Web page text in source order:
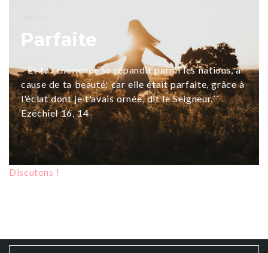
Parfaite
``Et ta renommée se répandit parmi les nations, à
cause de ta beauté; car elle était parfaite, grâce à
l'éclat dont je t'avais ornée, dit le Seigneur.``
Ezéchiel 16, 14
Discutons !